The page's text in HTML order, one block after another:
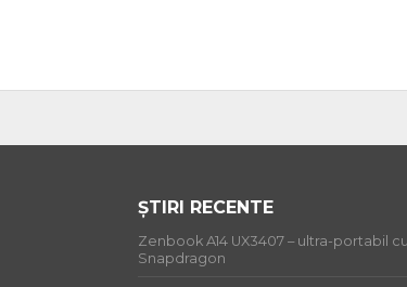
ȘTIRI RECENTE
Zenbook A14 UX3407 – ultra-portabil
Snapdragon